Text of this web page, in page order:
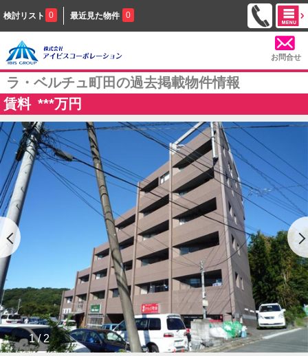
検討リスト 0 最近見た物件 0
お問合せ
ラ・ベルチュ町田の過去掲載物件情報
賃料 ***万円
1 / 2